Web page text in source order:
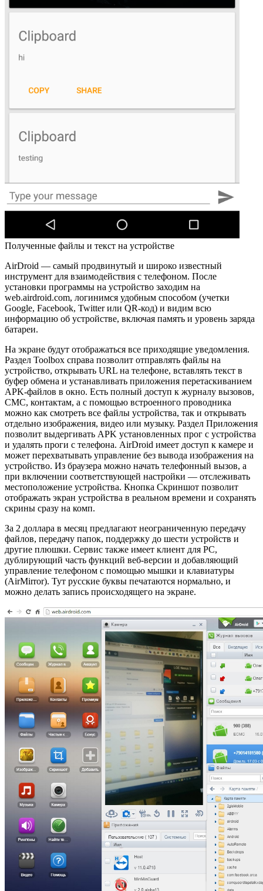
Полученные файлы и текст на устройстве
AirDroid — самый продвинутый и широко известный
инструмент для взаимодействия с телефоном. После
установки программы на устройство заходим на
web.airdroid.com, логинимся удобным способом (учетки
Google, Facebook, Twitter или QR-код) и видим всю
информацию об устройстве, включая память и уровень заряда
батареи.
На экране будут отображаться все приходящие уведомления.
Раздел Toolbox справа позволит отправлять файлы на
устройство, открывать URL на телефоне, вставлять текст в
буфер обмена и устанавливать приложения перетаскиванием
APK-файлов в окно. Есть полный доступ к журналу вызовов,
СМС, контактам, а с помощью встроенного проводника
можно как смотреть все файлы устройства, так и открывать
отдельно изображения, видео или музыку. Раздел Приложения
позволит выдергивать APK установленных прог с устройства
и удалять проги с телефона. AirDroid имеет доступ к камере и
может перехватывать управление без вывода изображения на
устройство. Из браузера можно начать телефонный вызов, а
при включении соответствующей настройки — отслеживать
местоположение устройства. Кнопка Скриншот позволит
отображать экран устройства в реальном времени и сохранять
скрины сразу на комп.
За 2 доллара в месяц предлагают неограниченную передачу
файлов, передачу папок, поддержку до шести устройств и
другие плюшки. Сервис также имеет клиент для PC,
дублирующий часть функций веб-версии и добавляющий
управление телефоном с помощью мышки и клавиатуры
(AirMirror). Тут русские буквы печатаются нормально, и
можно делать запись происходящего на экране.